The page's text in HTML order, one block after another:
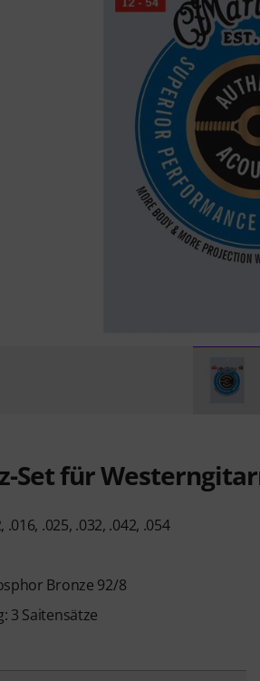
Set für
.016, .025, .032, .042, .054
Bronze 92/8
3 Saitensätze